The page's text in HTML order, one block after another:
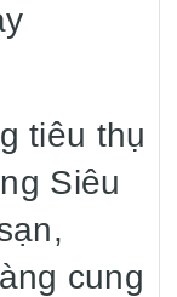
tiêu thụ
Siêu
cung